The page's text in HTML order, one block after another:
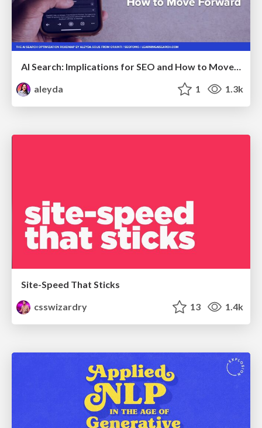
AI Search: Implications for SEO and How to Move Forward - #ShenzhenSEOConference
aleyda
1 1.3k
Site-Speed That Sticks
csswizardry
13 1.4k